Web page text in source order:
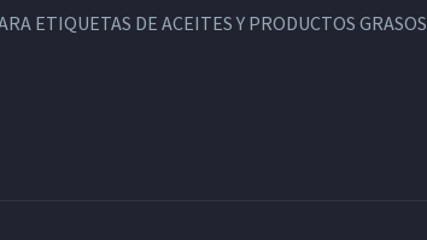
ETIQUETAS DE ACEITES Y PRODUCTOS GRASOS